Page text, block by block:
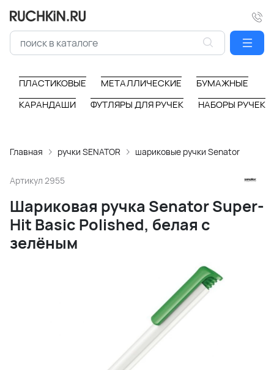
ПЛАСТИКОВЫЕ МЕТАЛЛИЧЕСКИЕ
БУМАЖНЫЕ
КАРАНДАШИ
ФУТЛЯРЫ ДЛЯ РУЧЕК НАБОРЫ РУЧЕК
Главная ручки SENATOR шариковые ручки Senator
Артикул 2955
Шариковая ручка Senator Super-
Hit Basic Polished, белая с
зелёным